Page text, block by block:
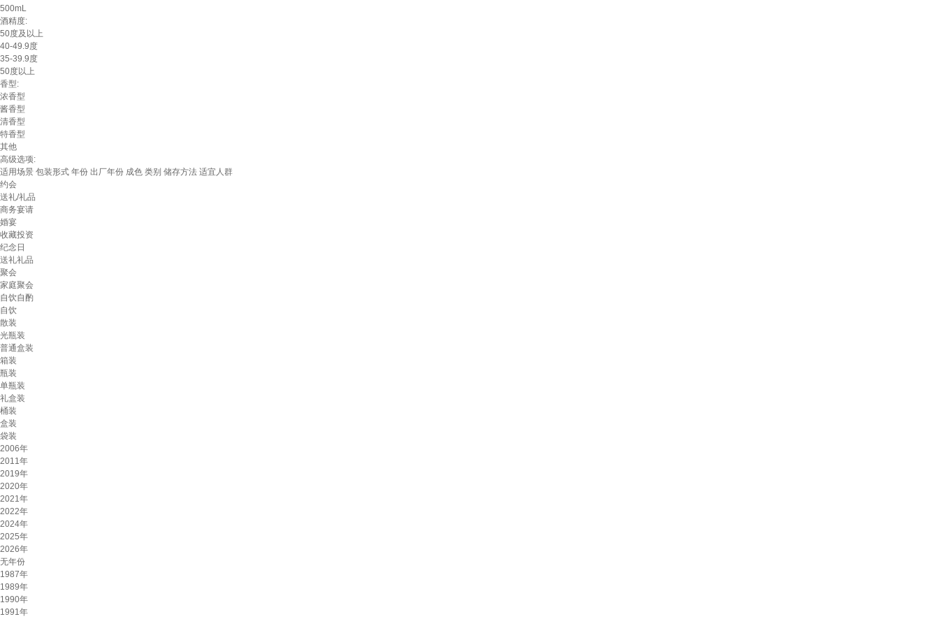
500mL
酒精度:
50度及以上
40-49.9度
35-39.9度
50度以上
香型:
浓香型
酱香型
清香型
特香型
其他
高级选项:
适用场景 包装形式 年份 出厂年份 成色 类别 储存方法 适宜人群
约会
送礼/礼品
商务宴请
婚宴
收藏投资
纪念日
送礼礼品
聚会
家庭聚会
自饮自酌
自饮
散装
光瓶装
普通盒装
箱装
瓶装
单瓶装
礼盒装
桶装
盒装
袋装
2006年
2011年
2019年
2020年
2021年
2022年
2024年
2025年
2026年
无年份
1987年
1989年
1990年
1991年